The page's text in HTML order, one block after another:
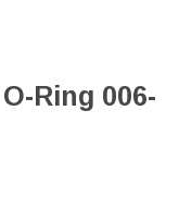
Ring 006-